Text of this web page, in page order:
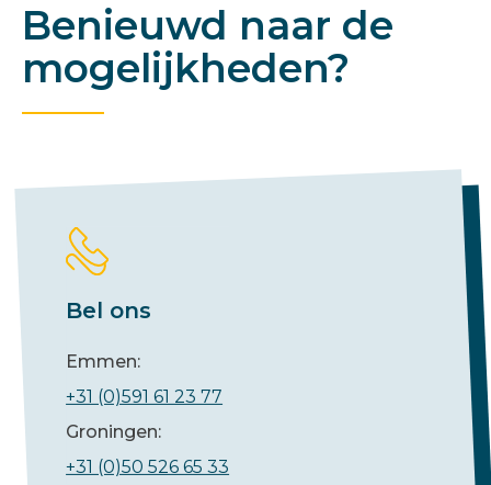
Benieuwd naar de
mogelijkheden?
Bel ons
Emmen:
+31 (0)591 61 23 77
Groningen:
+31 (0)50 526 65 33